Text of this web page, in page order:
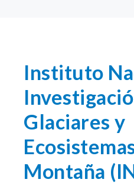
Instituto
Glaciares y
Montaña